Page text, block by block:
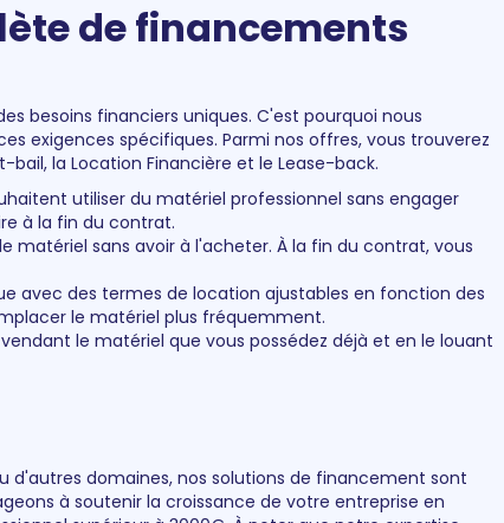
de financements
besoins financiers uniques. C'est pourquoi nous
exigences spécifiques. Parmi nos offres, vous trouverez
la Location Financière et le Lease-back.
utiliser du matériel professionnel sans engager
à la fin du contrat.
matériel sans avoir à l'acheter. À la fin du contrat, vous
avec des termes de location ajustables en fonction des
le matériel plus fréquemment.
le matériel que vous possédez déjà et en le louant
d'autres domaines, nos solutions de financement sont
à soutenir la croissance de votre entreprise en